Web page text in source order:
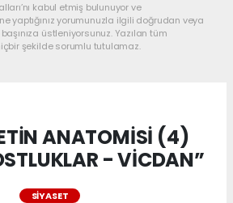
kabul etmiş bulunuyor ve
yaptığınız yorumunuzla ilgili doğrudan veya
üstleniyorsunuz. Yazılan tüm
şekilde sorumlu tutulamaz.
ANATOMİSİ (4)
- VİCDAN”
SİYASET